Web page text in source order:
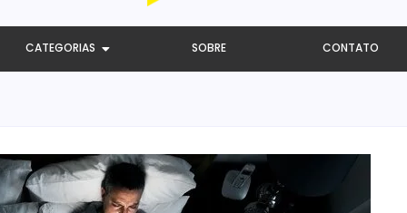
CATEGORIAS SOBRE CONTATO